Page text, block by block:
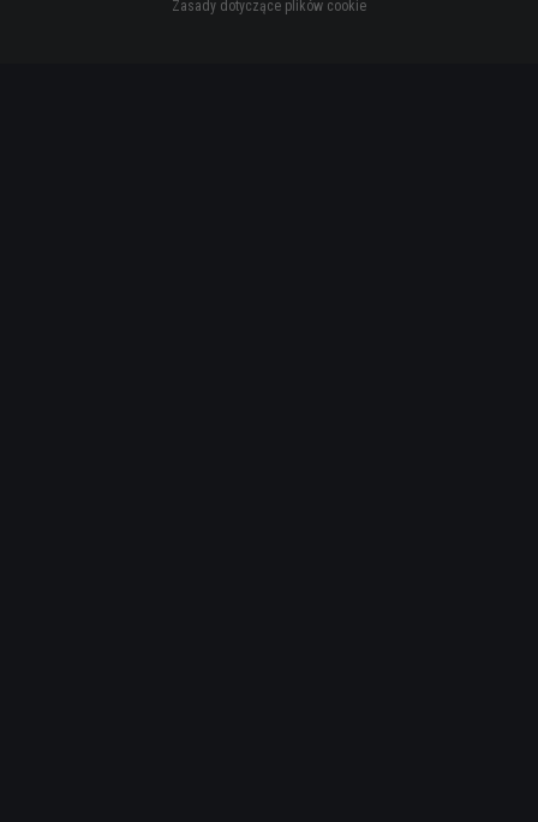
Zasady dotyczące plików cookie